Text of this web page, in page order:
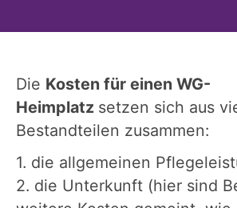
Die Kosten für einen WG-
Heimplatz setzen sich aus
Bestandteilen zusammen:
1. die allgemeinen
2. die Unterkunft (hier sind